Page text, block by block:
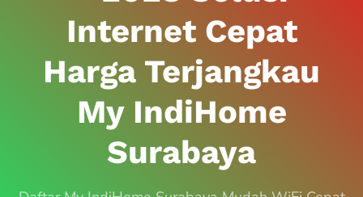
Internet Cepat
Harga Terjangkau
My IndiHome
Surabaya